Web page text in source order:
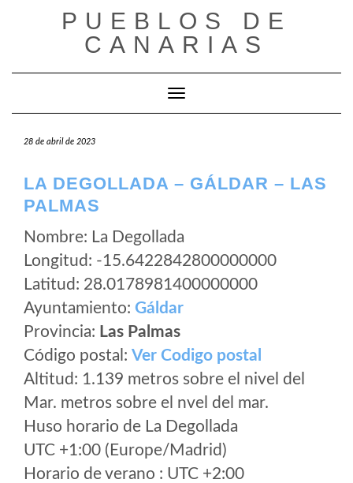
PUEBLOS DE
CANARIAS
Cambiar modo de navegación
28 de abril de 2023
LA DEGOLLADA – GÁLDAR – LAS
PALMAS
Nombre: La Degollada
Longitud: -15.6422842800000000
Latitud: 28.0178981400000000
Ayuntamiento: Gáldar
Provincia: Las Palmas
Código postal: Ver Codigo postal
Altitud: 1.139 metros sobre el nivel del
Mar. metros sobre el nvel del mar.
Huso horario de La Degollada
UTC +1:00 (Europe/Madrid)
Horario de verano : UTC +2:00